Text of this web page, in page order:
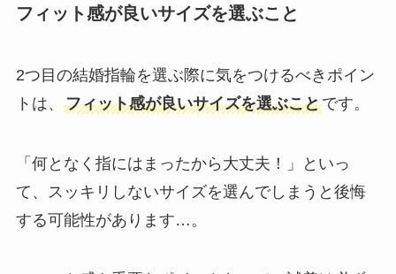
フィット感が良いサイズを選ぶこと
2つ目の結婚指輪を選ぶ際に気をつけるべきポイン
トは、 フィット感が良いサイズを選ぶことです。
「何となく指にはまったから大丈夫！」といっ
て、スッキリしないサイズを選んでしまうと後悔
する可能性があります…。